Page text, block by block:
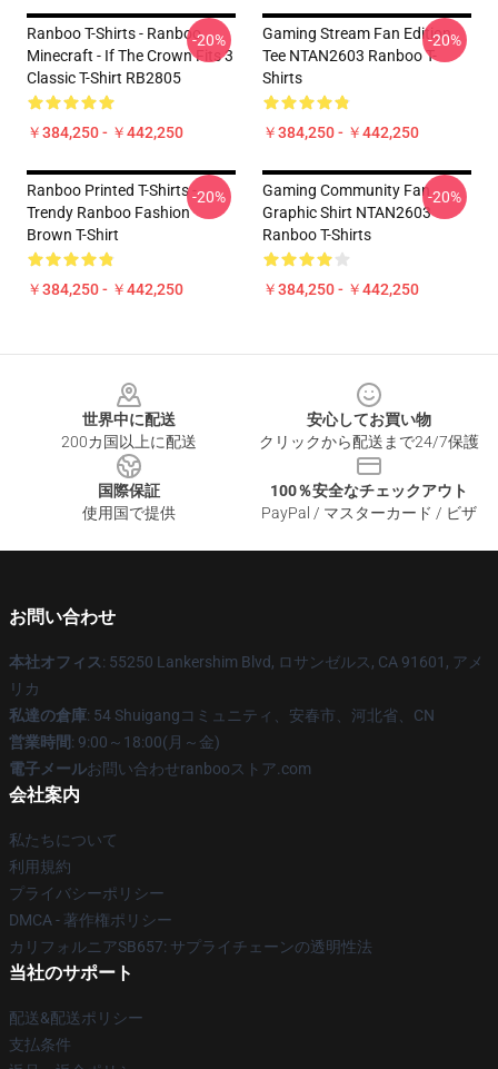
Ranboo T-Shirts - Ranboo
Minecraft - If The Crown Fits 3
Classic T-Shirt RB2805
￥384,250 - ￥442,250
-20%
Gaming Stream Fan Edition
Tee NTAN2603 Ranboo T-
Shirts
￥384,250 - ￥442,250
-20%
Ranboo Printed T-Shirts -
Trendy Ranboo Fashion
Brown T-Shirt
￥384,250 - ￥442,250
-20%
Gaming Community Fan
Graphic Shirt NTAN2603
Ranboo T-Shirts
￥384,250 - ￥442,250
-20%
世界中に配送
200カ国以上に配送
安心してお買い物
クリックから配送まで24/7保護
国際保証
使用国で提供
100％安全なチェックアウト
PayPal / マスターカード / ビザ
お問い合わせ
本社オフィス: 55250 Lankershim Blvd, ロサンゼルス, CA 91601, アメ
リカ
私達の倉庫: 54 Shuigangコミュニティ、安春市、河北省、CN
営業時間: 9:00～18:00(月～金)
電子メールお問い合わせranbooストア.com
会社案内
私たちについて
利用規約
プライバシーポリシー
DMCA - 著作権ポリシー
カリフォルニアSB657: サプライチェーンの透明性法
当社のサポート
配送&配送ポリシー
支払条件